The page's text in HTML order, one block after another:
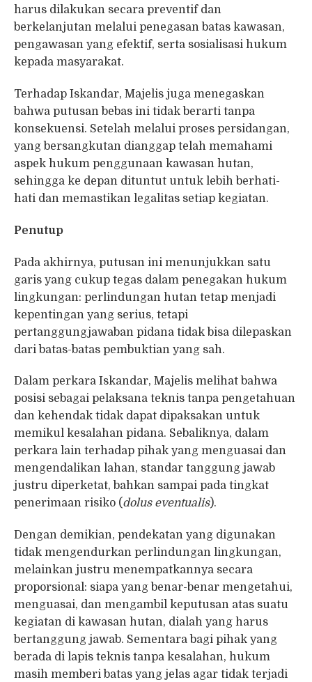
harus dilakukan secara preventif dan
berkelanjutan melalui penegasan batas kawasan,
pengawasan yang efektif, serta sosialisasi hukum
kepada masyarakat.
Terhadap Iskandar, Majelis juga menegaskan
bahwa putusan bebas ini tidak berarti tanpa
konsekuensi. Setelah melalui proses persidangan,
yang bersangkutan dianggap telah memahami
aspek hukum penggunaan kawasan hutan,
sehingga ke depan dituntut untuk lebih berhati-
hati dan memastikan legalitas setiap kegiatan.
Penutup
Pada akhirnya, putusan ini menunjukkan satu
garis yang cukup tegas dalam penegakan hukum
lingkungan: perlindungan hutan tetap menjadi
kepentingan yang serius, tetapi
pertanggungjawaban pidana tidak bisa dilepaskan
dari batas-batas pembuktian yang sah.
Dalam perkara Iskandar, Majelis melihat bahwa
posisi sebagai pelaksana teknis tanpa pengetahuan
dan kehendak tidak dapat dipaksakan untuk
memikul kesalahan pidana. Sebaliknya, dalam
perkara lain terhadap pihak yang menguasai dan
mengendalikan lahan, standar tanggung jawab
justru diperketat, bahkan sampai pada tingkat
penerimaan risiko (dolus eventualis).
Dengan demikian, pendekatan yang digunakan
tidak mengendurkan perlindungan lingkungan,
melainkan justru menempatkannya secara
proporsional: siapa yang benar-benar mengetahui,
menguasai, dan mengambil keputusan atas suatu
kegiatan di kawasan hutan, dialah yang harus
bertanggung jawab. Sementara bagi pihak yang
berada di lapis teknis tanpa kesalahan, hukum
masih memberi batas yang jelas agar tidak terjadi